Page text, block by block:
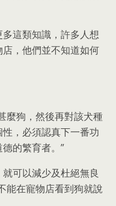
這類知識，許多人想
，他們並不知道如何
麼狗，然後再對該犬種
，必須認真下一番功
的繁育者。”
可以減少及杜絕無良
能在寵物店看到狗就說